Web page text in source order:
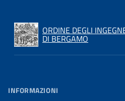
ORDINE DEGLI
DI BERGAMO
INFORMAZIONI